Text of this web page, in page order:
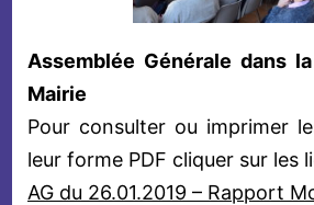
Assemblée Générale dans
Mairie
Pour consulter ou imprimer
leur forme PDF cliquer sur les
AG du 26.01.2019 – Rapport